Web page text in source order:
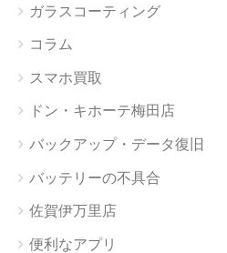
ガラスコーティング
コラム
スマホ買取
ドン・キホーテ梅田店
バックアップ・データ復旧
バッテリーの不具合
佐賀伊万里店
便利なアプリ